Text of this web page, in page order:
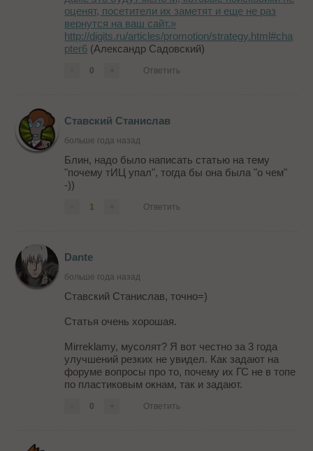
оценят, посетители их заметят и еще не раз
вернутся на ваш сайт.»
http://digits.ru/articles/promotion/strategy.html#cha
pter6 (Александр Садовский)
0 Ответить
Ставский Станислав
больше года назад
Блин, надо было написать статью на тему
"почему тИЦ упал", тогда бы она была "о чем"
-))
1 Ответить
Dante
больше года назад
Ставский Станислав, точно=)
Статья очень хорошая.
Mirreklamy, мусолят? Я вот честно за 3 года
улучшений резких не увидел. Как задают на
форуме вопросы про то, почему их ГС не в топе
по пластиковым окнам, так и задают.
0 Ответить